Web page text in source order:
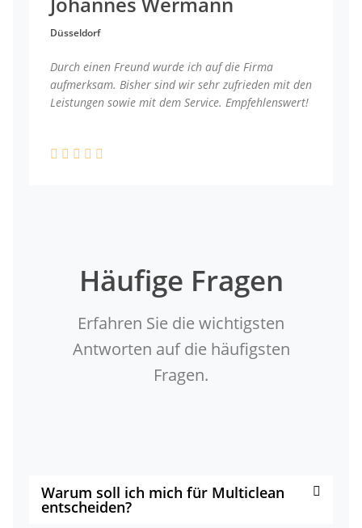
Düsseldorf
Durch einen Freund wurde ich auf die Firma
aufmerksam. Bisher sind wir sehr zufrieden mit den
Leistungen sowie mit dem Service. Empfehlenswert!
Häufige Fragen
Erfahren Sie die wichtigsten
Antworten auf die häufigsten
Fragen.
Warum soll ich mich für Multiclean
entscheiden?